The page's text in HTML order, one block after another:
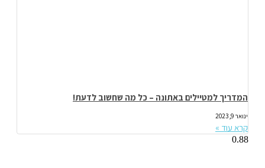
המדריך למטיילים באתונה – כל מה שחשוב לדעת!
ינואר 9, 2023
קרא עוד »